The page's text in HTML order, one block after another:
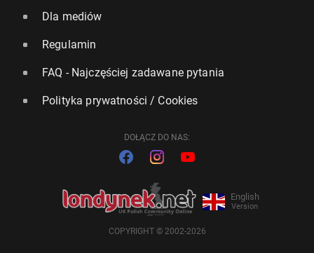
Dla mediów
Regulamin
FAQ - Najczęściej zadawane pytania
Polityka prywatności / Cookies
DOŁĄCZ DO NAS:
English
Version
COPYRIGHT © 2002-2026